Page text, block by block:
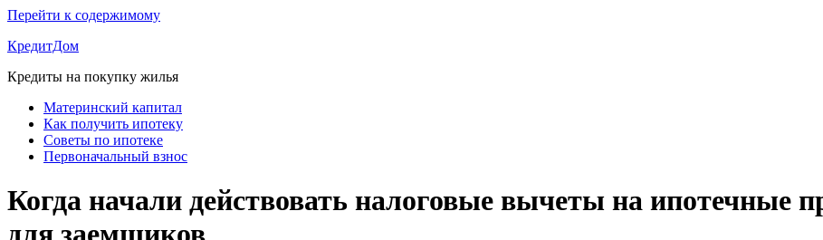
Перейти к содержимому
КредитДом
Кредиты на покупку жилья
Материнский капитал
Как получить ипотеку
Советы по ипотеке
Первоначальный взнос
Когда начали действовать налоговые вычеты на